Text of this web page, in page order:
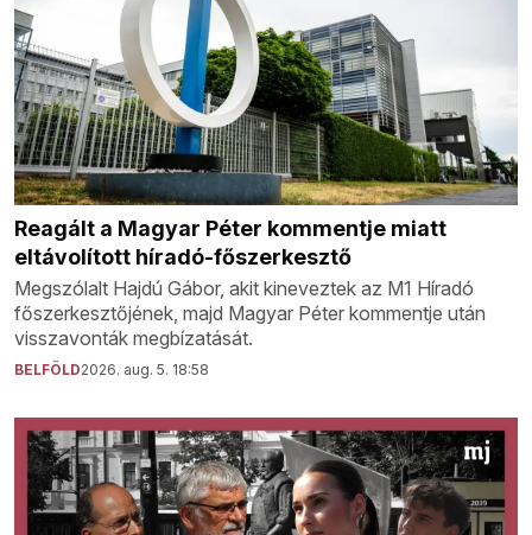
Reagált a Magyar Péter kommentje miatt
eltávolított híradó-főszerkesztő
Megszólalt Hajdú Gábor, akit kineveztek az M1 Híradó
főszerkesztőjének, majd Magyar Péter kommentje után
visszavonták megbízatását.
BELFÖLD2026. aug. 5. 18:58